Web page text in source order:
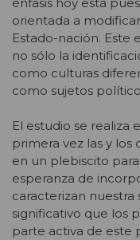
orientada a
Estado-nación. Este
no sólo la
como culturas
como sujetos
El estudio se
primera vez las y
en un plebiscito
esperanza de
caracterizan nuestra
significativo que los
parte activa de este